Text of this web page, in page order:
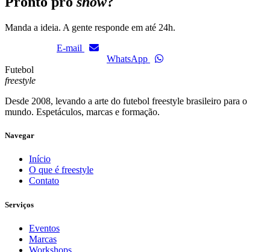
Manda a ideia. A gente responde em até 24h.
E-mail
WhatsApp
Futebol
freestyle
Desde 2008, levando a arte do futebol freestyle brasileiro para o
mundo. Espetáculos, marcas e formação.
Navegar
Início
O que é freestyle
Contato
Serviços
Eventos
Marcas
Workshops